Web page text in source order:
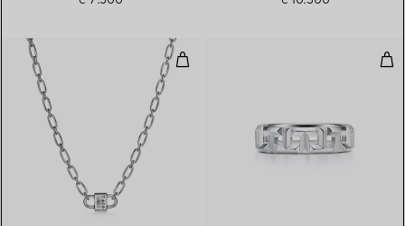
Kleine Doppelschloss-Halskette